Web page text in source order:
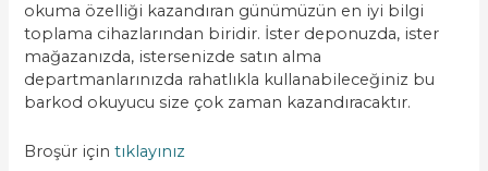
okuma özelliği kazandıran günümüzün en iyi bilgi
toplama cihazlarından biridir. İster deponuzda, ister
mağazanızda, istersenizde satın alma
departmanlarınızda rahatlıkla kullanabileceğiniz bu
barkod okuyucu size çok zaman kazandıracaktır.
Broşür içintıklayınız